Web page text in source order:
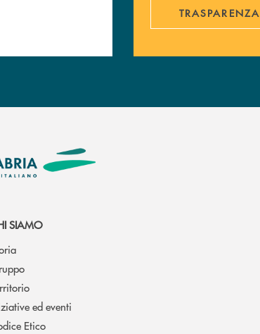
TRASPARENZA
SIAMO
ed eventi
Etico